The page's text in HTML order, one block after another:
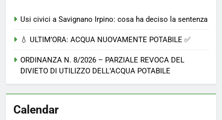
Usi civici a Savignano Irpino: cosa ha deciso la sentenza
💧 ULTIM’ORA: ACQUA NUOVAMENTE POTABILE ✅
ORDINANZA N. 8/2026 – PARZIALE REVOCA DEL
DIVIETO DI UTILIZZO DELL’ACQUA POTABILE
Calendar